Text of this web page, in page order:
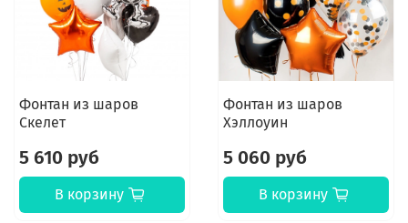
Фонтан из шаров
Скелет
5 610 руб
В корзину
Фонтан из шаров
Хэллоуин
5 060 руб
В корзину